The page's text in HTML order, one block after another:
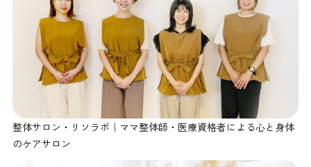
整体サロン・リソラボ｜ママ整体師・医療資格者による心と身体
のケアサロン